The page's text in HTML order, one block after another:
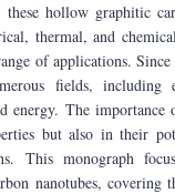
hollow graphitic
thermal, and
of applications.
fields, including
energy. The
but also in their
This monograph
nanotubes, covering